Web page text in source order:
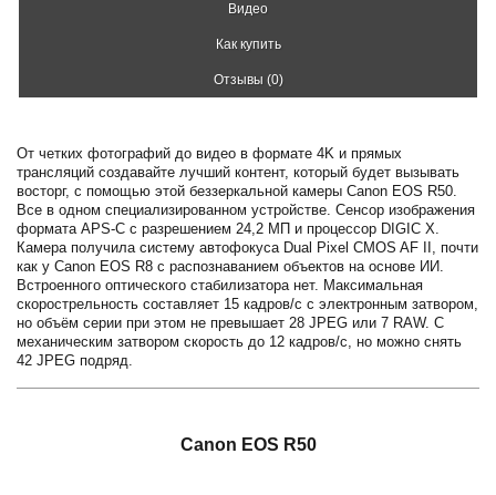
Видео
Как купить
Отзывы (0)
От четких фотографий до видео в формате 4K и прямых
трансляций создавайте лучший контент, который будет вызывать
восторг, с помощью этой беззеркальной камеры Canon EOS R50.
Все в одном специализированном устройстве. Сенсор изображения
формата APS-C с разрешением 24,2 МП и процессор DIGIC X.
Камера получила систему автофокуса Dual Pixel CMOS AF II, почти
как у Canon EOS R8 с распознаванием объектов на основе ИИ.
Встроенного оптического стабилизатора нет. Максимальная
скорострельность составляет 15 кадров/с с электронным затвором,
но объём серии при этом не превышает 28 JPEG или 7 RAW. С
механическим затвором скорость до 12 кадров/с, но можно снять
42 JPEG подряд.
Canon EOS R50